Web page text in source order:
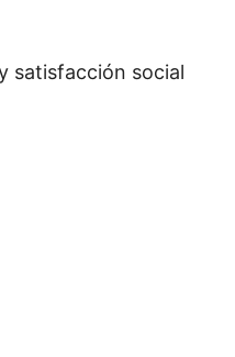
satisfacción social